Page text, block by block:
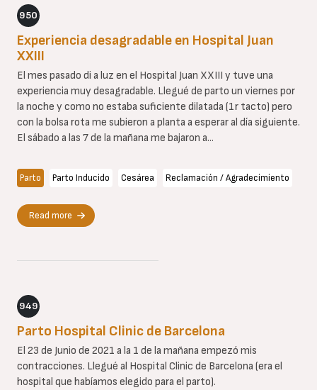
950
Experiencia desagradable en Hospital Juan
XXIII
El mes pasado di a luz en el Hospital Juan XXIII y tuve una
experiencia muy desagradable. Llegué de parto un viernes por
la noche y como no estaba suficiente dilatada (1r tacto) pero
con la bolsa rota me subieron a planta a esperar al día siguiente.
El sábado a las 7 de la mañana me bajaron a...
Parto Parto Inducido Cesárea Reclamación / Agradecimiento
Read more
949
Parto Hospital Clinic de Barcelona
El 23 de Junio de 2021 a la 1 de la mañana empezó mis
contracciones. Llegué al Hospital Clinic de Barcelona (era el
hospital que habíamos elegido para el parto).